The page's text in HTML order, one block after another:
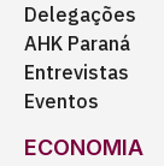
Delegações
AHK Paraná
Entrevistas
Eventos
ECONOMIA